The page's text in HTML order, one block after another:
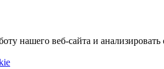
нашего веб-сайта и анализировать